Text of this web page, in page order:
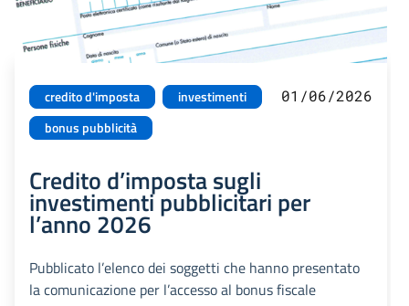
credito d'imposta
investimenti
bonus pubblicità
01/06/2026
Credito d’imposta sugli
investimenti pubblicitari per
l’anno 2026
Pubblicato l’elenco dei soggetti che hanno presentato
la comunicazione per l’accesso al bonus fiscale